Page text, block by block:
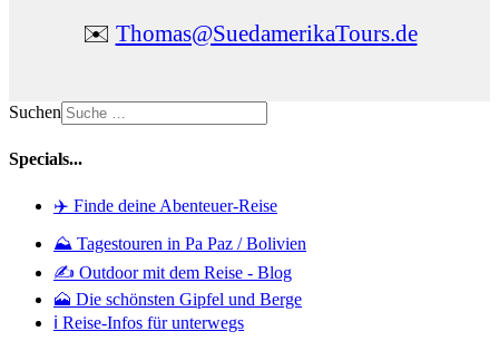
✉️ Thomas@SuedamerikaTours.de
Suchen
Specials...
✈️ Finde deine Abenteuer-Reise
⛰️ Tagestouren in Pa Paz / Bolivien
✍️ Outdoor mit dem Reise - Blog
🗻 Die schönsten Gipfel und Berge
ℹ️ Reise-Infos für unterwegs